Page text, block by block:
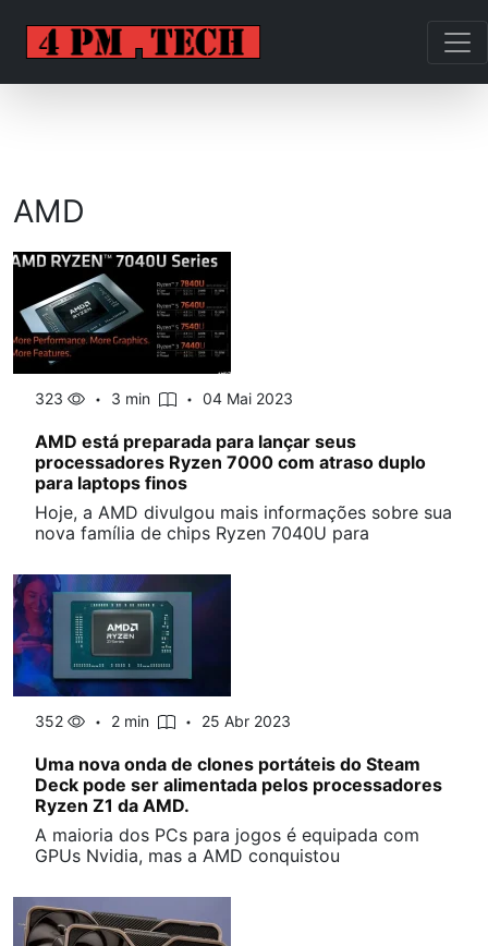
AMD
323 3 min 04 Mai 2023
AMD está preparada para lançar seus
processadores Ryzen 7000 com atraso duplo
para laptops finos
Hoje, a AMD divulgou mais informações sobre sua
nova família de chips Ryzen 7040U para
352 2 min 25 Abr 2023
Uma nova onda de clones portáteis do Steam
Deck pode ser alimentada pelos processadores
Ryzen Z1 da AMD.
A maioria dos PCs para jogos é equipada com
GPUs Nvidia, mas a AMD conquistou